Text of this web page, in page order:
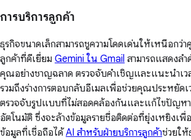
การบริการลูกค้า
ธุรกิจขนาดเล็กสามารถชูความโดดเด่นให้เหนือกว่า
ลูกค้าที่ดีเยี่ยม Gemini ใน Gmail สามารถแสดงล
คุณอย่างชาญฉลาด ตรวจจับคำเชิญและแนะนำเว
รวมถึงร่างการตอบกลับอีเมลเพื่อช่วยคุณประหยัดเ
ตรวจจับรูปแบบที่ไม่สอดคล้องกันและแก้ไขปัญห
อัตโนมัติ ซึ่งจะล้างข้อมูลรายชื่อติดต่อที่ยุ่งเหยิงเ
ข้อมูลที่เชื่อถือได้AI สำหรับฝ่ายบริการลูกค้าช่วยให้